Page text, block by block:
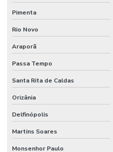
Pimenta
Rio Novo
Araporã
Passa Tempo
Santa Rita de Caldas
Orizânia
Delfinópolis
Martins Soares
Monsenhor Paulo